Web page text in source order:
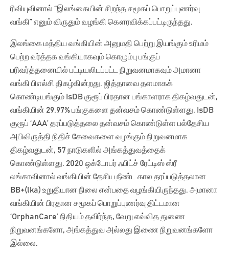
ரிவியுவினால் “இலங்கையின் சிறந்த சமூகப் பொறுப்புணர்வு
வங்கி” எனும் விருதும் வழங்கி கௌரவிக்கப்பட்டிருந்தது.
இலங்கை மத்திய வங்கியின் அனுமதி பெற்று இயங்கும் உரிமம்
பெற்ற வர்த்தக வங்கியாகவும் கொழும்பு பங்குப்
பரிவர்த்தனையில் பட்டியலிடப்பட்ட நிறுவனமாகவும் அமானா
வங்கி பிஎல்சி திகழ்கின்றது. ஜித்தாவை தளமாகக்
கொண்டியங்கும் IsDB குரூப் பிரதான பங்காளராக திகழ்வதுடன்,
வங்கியின் 29.97% பங்குகளை தன்வசம் கொண்டுள்ளது. IsDB
குரூப் ‘AAA’ தரப்படுத்தலை தன்வசம் கொண்டுள்ள பல்தேசிய
அபிவிருத்தி நிதிச் சேவைகளை வழங்கும் நிறுவனமாக
திகழ்வதுடன், 57 நாடுகளில் அங்கத்துவத்தைக்
கொண்டுள்ளது. 2020 ஒக்டோபர் ஃபிட்ச் ரேட்டிஸ் ஸ்ரீ
லங்காவினால் வங்கியின் தேசிய நீண்ட கால தரப்படுத்தலான
BB+(lka) உறுதியான நிலை என்பதை வழங்கியிருந்தது. அமானா
வங்கியின் பிரதான சமூகப் பொறுப்புணர்வு திட்டமான
‘OrphanCare’ நிதியம் தவிர்ந்த, வேறு எவ்வித துணை
நிறுவனங்களோ, அங்கத்துவ அல்லது இணை நிறுவனங்களோ
இல்லை.